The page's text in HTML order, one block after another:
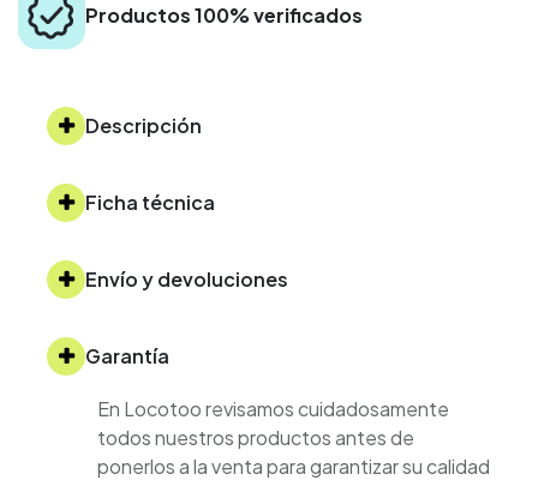
Productos 100% verificados
Descripción
Ficha técnica
Envío y devoluciones
Garantía
En Locotoo revisamos cuidadosamente
todos nuestros productos antes de
ponerlos a la venta para garantizar su calidad